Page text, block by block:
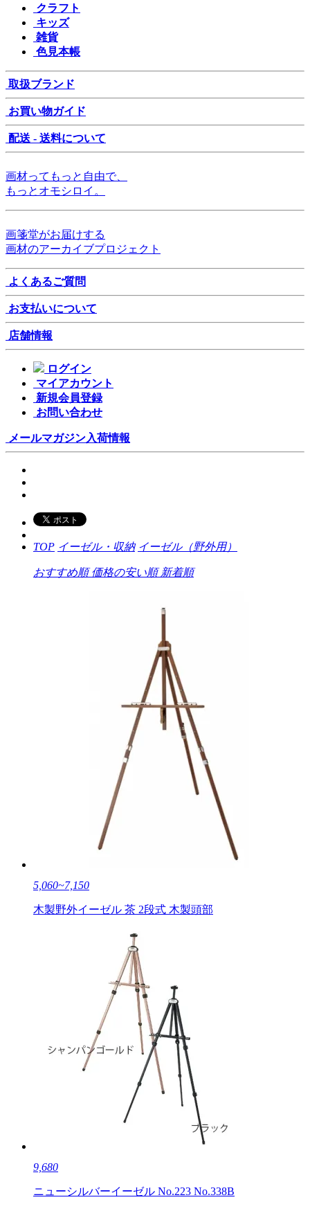
クラフト
キッズ
雑貨
色見本帳
取扱ブランド
お買い物ガイド
配送 - 送料について
画材ってもっと自由で、
もっとオモシロイ。
画箋堂がお届けする
画材のアーカイブプロジェクト
よくあるご質問
お支払いについて
店舗情報
ログイン
マイアカウント
新規会員登録
お問い合わせ
メールマガジン入荷情報
TOP イーゼル・収納 イーゼル（野外用）
おすすめ順 価格の安い順 新着順
5,060~7,150
木製野外イーゼル 茶 2段式 木製頭部
9,680
ニューシルバーイーゼル No.223 No.338B